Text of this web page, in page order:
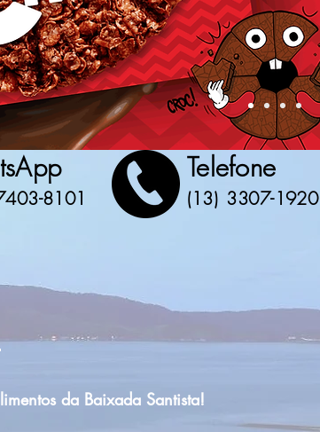
da Baixada Santista!
8101
Telefone
(13) 3307-1920